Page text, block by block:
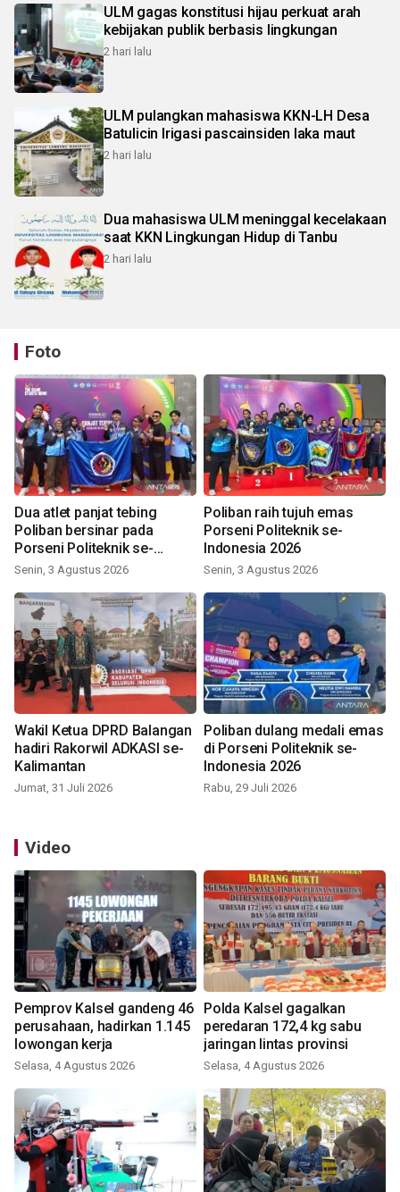
ULM gagas konstitusi hijau perkuat arah
kebijakan publik berbasis lingkungan
2 hari lalu
ULM pulangkan mahasiswa KKN-LH Desa
Batulicin Irigasi pascainsiden laka maut
2 hari lalu
Dua mahasiswa ULM meninggal kecelakaan
saat KKN Lingkungan Hidup di Tanbu
2 hari lalu
Foto
Dua atlet panjat tebing
Poliban bersinar pada
Porseni Politeknik se-
Indonesia 2026
Senin, 3 Agustus 2026
Poliban raih tujuh emas
Porseni Politeknik se-
Indonesia 2026
Senin, 3 Agustus 2026
Wakil Ketua DPRD Balangan
hadiri Rakorwil ADKASI se-
Kalimantan
Jumat, 31 Juli 2026
Poliban dulang medali emas
di Porseni Politeknik se-
Indonesia 2026
Rabu, 29 Juli 2026
Video
Pemprov Kalsel gandeng 46
perusahaan, hadirkan 1.145
lowongan kerja
Selasa, 4 Agustus 2026
Polda Kalsel gagalkan
peredaran 172,4 kg sabu
jaringan lintas provinsi
Selasa, 4 Agustus 2026